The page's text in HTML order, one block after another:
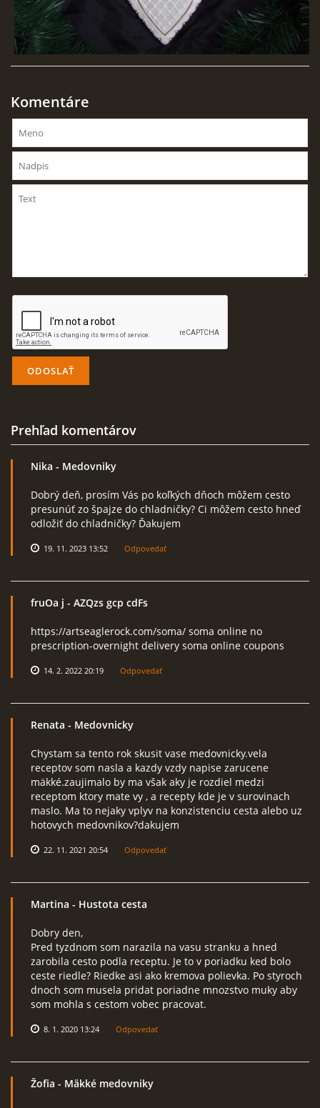
Komentáre
Prehľad komentárov
Nika - Medovniky
Dobrý deň, prosím Vás po koľkých dňoch môžem cesto
presunúť zo špajze do chladničky? Ci môžem cesto hneď
odložiť do chladničky? Ďakujem
19. 11. 2023 13:52 Odpovedať
fruOa j - AZQzs gcp cdFs
https://artseaglerock.com/soma/ soma online no
prescription-overnight delivery soma online coupons
14. 2. 2022 20:19 Odpovedať
Renata - Medovnicky
Chystam sa tento rok skusit vase medovnicky.vela
receptov som nasla a kazdy vzdy napise zarucene
mäkké.zaujimalo by ma však aky je rozdiel medzi
receptom ktory mate vy , a recepty kde je v surovinach
maslo. Ma to nejaky vplyv na konzistenciu cesta alebo uz
hotovych medovnikov?dakujem
22. 11. 2021 20:54 Odpovedať
Martina - Hustota cesta
Dobry den,
Pred tyzdnom som narazila na vasu stranku a hned
zarobila cesto podla receptu. Je to v poriadku ked bolo
ceste riedle? Riedke asi ako kremova polievka. Po styroch
dnoch som musela pridat poriadne mnozstvo muky aby
som mohla s cestom vobec pracovat.
8. 1. 2020 13:24 Odpovedať
Žofia - Mäkké medovniky